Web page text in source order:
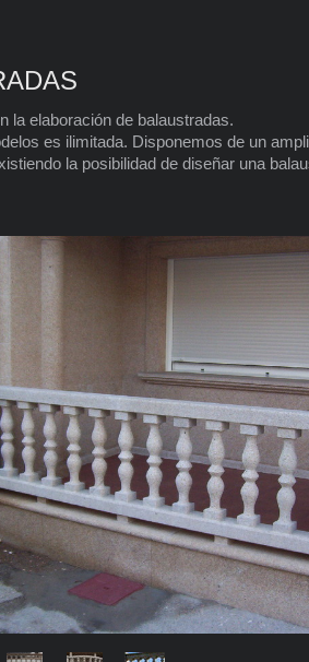
la elaboración de balaustradas.
es ilimitada. Disponemos de un
la posibilidad de diseñar una